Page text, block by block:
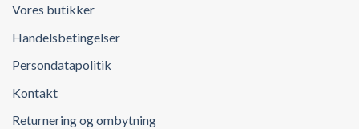
Vores butikker
Handelsbetingelser
Persondatapolitik
Kontakt
Returnering og ombytning